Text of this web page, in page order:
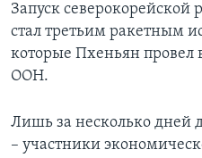
Запуск северокорейской
стал третьим ракетным
которые Пхеньян провел
ООН.
Лишь за несколько дней
– участники